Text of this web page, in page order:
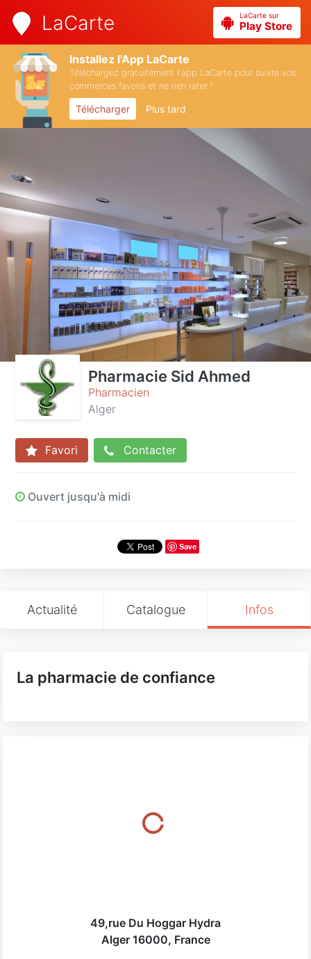
LaCarte LaCarte sur
Play Store
Installez l'App LaCarte
Téléchargez gratuitement l'app LaCarte pour suivre vos
commerces favoris et ne rien rater !
Télécharger Plus tard
Pharmacie Sid Ahmed
Pharmacien
Alger
Favori Contacter
Ouvert jusqu'à midi
Save
Actualité Catalogue Infos
La pharmacie de confiance
49,rue Du Hoggar Hydra
Alger 16000, France